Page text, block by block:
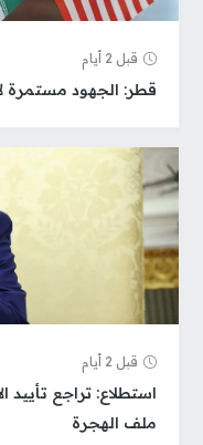
قبل 2 أيام
قطر: الجهود مستمرة
قبل 2 أيام
استطلاع: تراجع
ملف الهجرة